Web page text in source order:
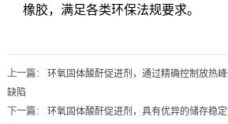
橡胶，满足各类环保法规要求。
上一篇： 环氧固体酸酐促进剂，通过精确控制放热
缺陷
下一篇： 环氧固体酸酐促进剂，具有优异的储存稳